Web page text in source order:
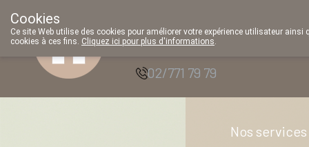
Pharmacie Parent
SRL
02/771 79 79
Nos services
Cookies
Ce site Web utilise des cookies pour améliorer votre expérience utilisateur
cookies à ces fins. Cliquez ici pour plus d'informations.